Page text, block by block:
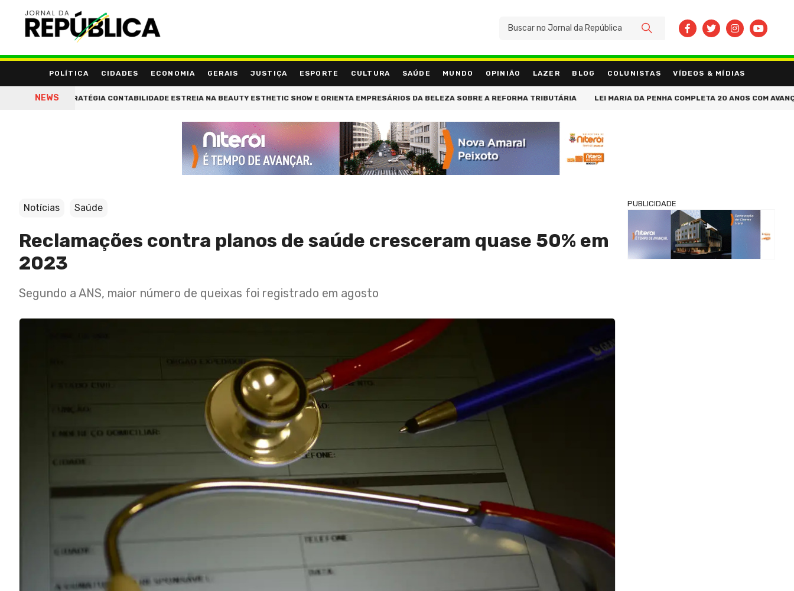
POLÍTICA CIDADES ECONOMIA GERAIS JUSTIÇA ESPORTE CULTURA SAÚDE MUNDO OPINIÃO LAZER BLOG COLUNISTAS VÍDEOS & MÍDIAS
NEWS
ESTRATÉGIA CONTABILIDADE ESTREIA NA BEAUTY ESTHETIC SHOW E ORIENTA EMPRESÁRIOS DA BELEZA SOBRE A REFORMA TRIBUTÁRIA LEI MARIA DA PENHA COMPLETA 20 ANOS COM AVANÇOS
BUSCAR
Notícias Saúde
Reclamações contra planos de saúde cresceram quase 50% em
2023
Segundo a ANS, maior número de queixas foi registrado em agosto
PUBLICIDADE